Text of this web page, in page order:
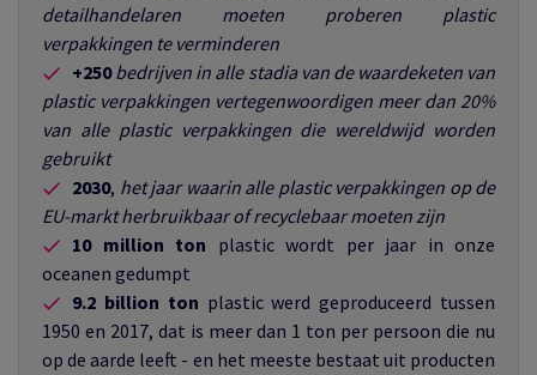
detailhandelaren moeten proberen plastic
verpakkingen te verminderen
+250 bedrijven in alle stadia van de waardeketen van
plastic verpakkingen vertegenwoordigen meer dan 20%
van alle plastic verpakkingen die wereldwijd worden
gebruikt
2030, het jaar waarin alle plastic verpakkingen op de
EU-markt herbruikbaar of recyclebaar moeten zijn
10 million ton plastic wordt per jaar in onze
oceanen gedumpt
9.2 billion ton plastic werd geproduceerd tussen
1950 en 2017, dat is meer dan 1 ton per persoon die nu
op de aarde leeft - en het meeste bestaat uit producten